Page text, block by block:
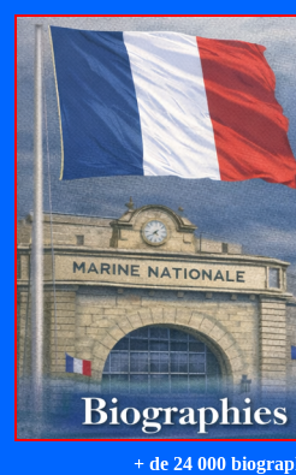
+ de 24 000